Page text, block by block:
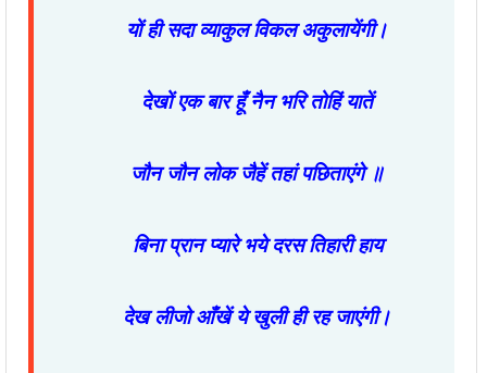
यों ही सदा व्याकुल विकल अकुलायेंगी।
देखों एक बार हूँ नैन भरि तोहिं यातें
जौन जौन लोक जैहें तहां पछिताएंगे ॥
बिना प्रान प्यारे भये दरस तिहारी हाय
देख लीजो आँखें ये खुली ही रह जाएंगी।